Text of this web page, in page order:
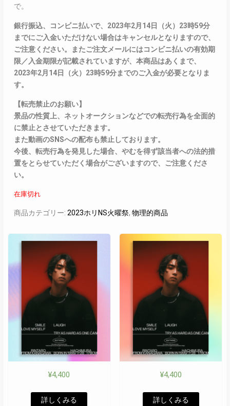
で。
銀行振込、コンビニ払いで、2023年2月14日（火）23時59分
までにご入金いただけない場合はキャンセルとなりますので、
ご注意ください。またご注文メールにはコンビニ払いの有効期
限／入金期限が記載されていますが、本商品はあくまで、
2023年2月14日（火）23時59分までのご入金が必要となりま
す。
【転売禁止のお願い】
景品の性質上、ネットオークションなどでの転売行為を全面的
に禁止とさせていただきます。
また動画のSNSへの配布も禁止しております。
今後、転売行為を発見した場合、やむを得ず該当者への法的措
置をとらせていただく場合がございますので、ご注意くださ
い。
在庫切れ
商品カテゴリー: 2023ホリNS火曜祭, 物理的商品
¥4,400
詳しくみる
¥4,400
詳しくみる